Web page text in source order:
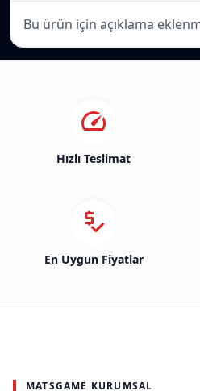
Bu ürün için açıklama
Hızlı Teslimat
En Uygun Fiyatlar
MATSGAME KURUMSAL